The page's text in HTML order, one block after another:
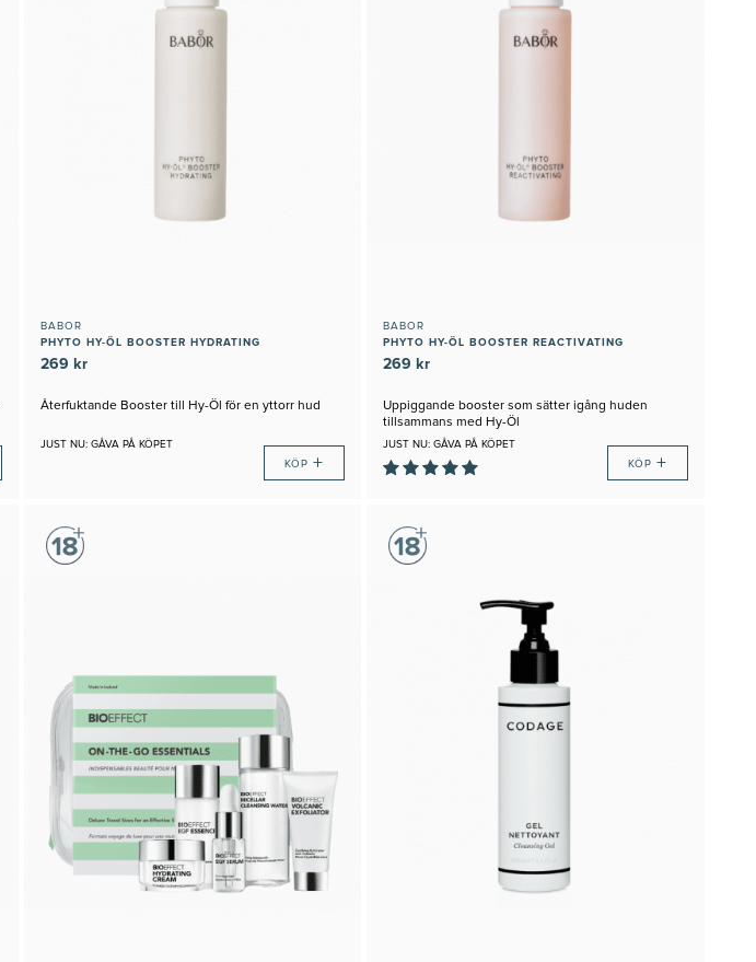
BABOR
PHYTO HY-ÖL BOOSTER HYDRATING
269 kr
Återfuktande Booster till Hy-Öl för en yttorr hud
JUST NU: GÅVA PÅ KÖPET
KÖP+
BABOR
PHYTO HY-ÖL BOOSTER REACTIVATING
269 kr
Uppiggande booster som sätter igång huden
tillsammans med Hy-Öl
JUST NU: GÅVA PÅ KÖPET
KÖP +